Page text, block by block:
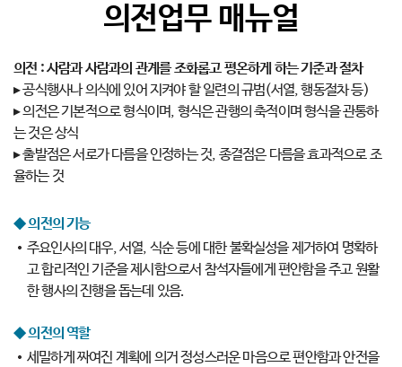
의전업무 매뉴얼
의전 : 사람과 사람과의 관계를 조화롭고 평온하게 하는 기준과 절차
▸ 공식행사나 의식에 있어 지켜야 할 일련의 규범(서열, 행동절차 등)
▸ 의전은 기본적으로 형식이며, 형식은 관행의 축적이며 형식을 관통하
는 것은 상식
▸ 출발점은 서로가 다름을 인정하는 것, 종결점은 다름을 효과적으로 조
율하는 것
◆ 의전의 기능
주요인사의 대우, 서열, 식순 등에 대한 불확실성을 제거하여 명확하
고 합리적인 기준을 제시함으로서 참석자들에게 편안함을 주고 원활
한 행사의 진행을 돕는데 있음.
◆ 의전의 역할
세밀하게 짜여진 계획에 의거 정성스러운 마음으로 편안함과 안전을